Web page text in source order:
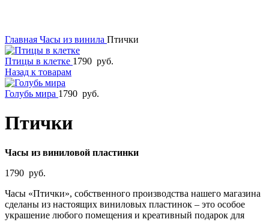
Главная Часы из винила Птички
Птицы в клетке 1790 руб.
Назад к товарам
Голубь мира 1790 руб.
Птички
Часы из виниловой пластинки
1790 руб.
Часы «Птички», собственного производства нашего магазина
сделаны из настоящих виниловых пластинок – это особое
украшение любого помещения и креативный подарок для